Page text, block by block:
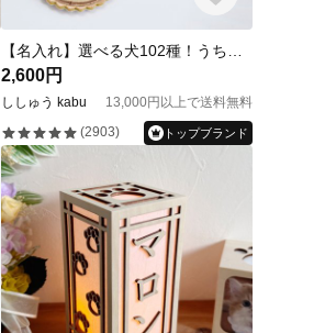
2,600円
ししゅう kabu
13,000円以上で送料無料
(2903)
トップブランド